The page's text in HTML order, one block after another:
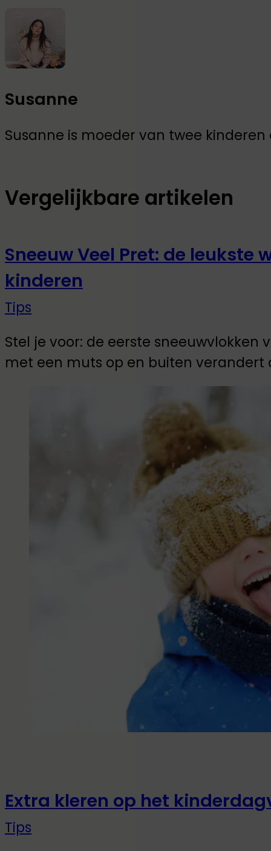
Susanne
Susanne is moeder van twee
Vergelijkbare artikelen
Sneeuw Veel Pret: de
kinderen
Tips
Stel je voor: de eerste sneeuwvlokken
met een muts op en buiten verandert
Extra kleren op het
Tips